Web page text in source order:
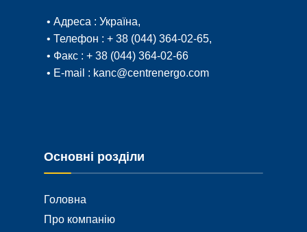
• Адреса : Україна,
• Телефон : + 38 (044) 364-02-65,
• Факс : + 38 (044) 364-02-66
• E-mail : kanc@centrenergo.com
Основні розділи
Головна
Про компанію